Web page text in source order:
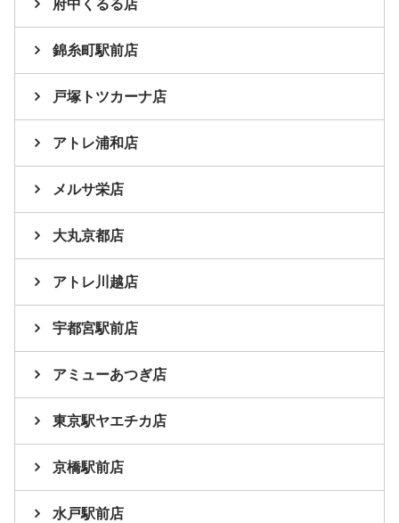
府中くるる店
錦糸町駅前店
戸塚トツカーナ店
アトレ浦和店
メルサ栄店
大丸京都店
アトレ川越店
宇都宮駅前店
アミューあつぎ店
東京駅ヤエチカ店
京橋駅前店
水戸駅前店